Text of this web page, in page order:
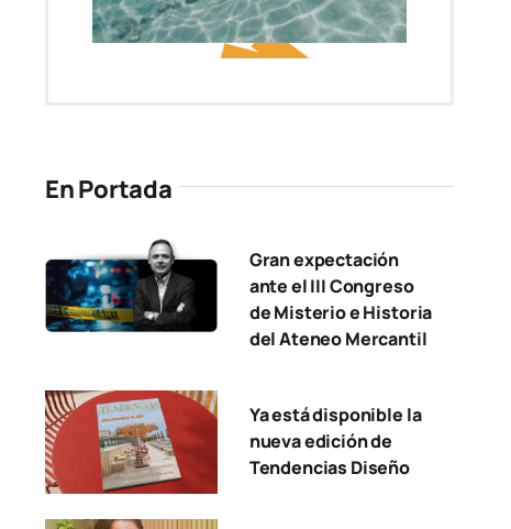
En Portada
Gran expectación
ante el III Congreso
de Misterio e Historia
del Ateneo Mercantil
Ya está disponible la
nueva edición de
Tendencias Diseño